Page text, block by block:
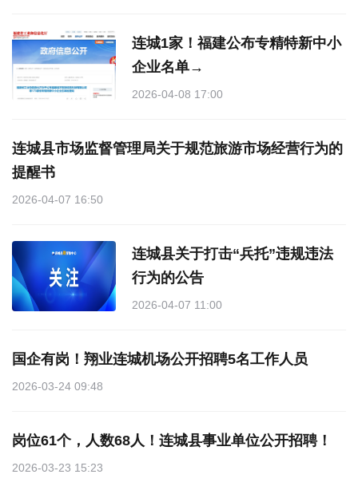
连城1家！福建公布专精特新中小
企业名单→
2026-04-08 17:00
连城县市场监督管理局关于规范旅游市场经营行为的
提醒书
2026-04-07 16:50
连城县关于打击“兵托”违规违法
行为的公告
2026-04-07 11:00
国企有岗！翔业连城机场公开招聘5名工作人员
2026-03-24 09:48
岗位61个，人数68人！连城县事业单位公开招聘！
2026-03-23 15:23